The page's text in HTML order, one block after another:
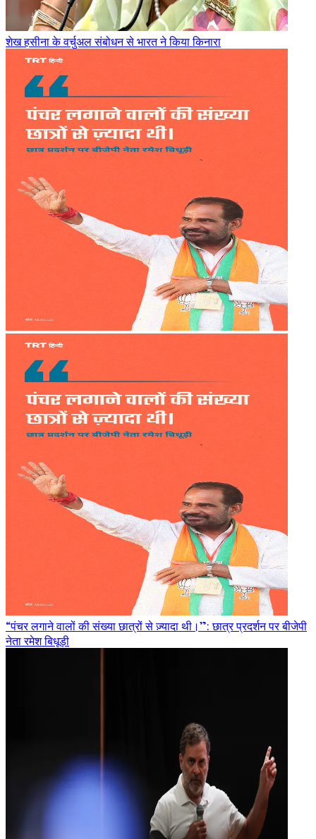
शेख हसीना के वर्चुअल संबोधन से भारत ने किया किनारा
“पंचर लगाने वालों की संख्या छात्रों से ज़्यादा थी।”: छात्र प्रदर्शन पर बीजेपी
नेता रमेश बिधूड़ी